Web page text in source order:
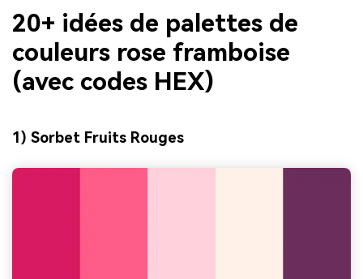
20+ idées de palettes de
couleurs rose framboise
(avec codes HEX)
1) Sorbet Fruits Rouges